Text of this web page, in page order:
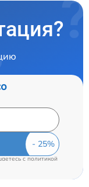
c политикой